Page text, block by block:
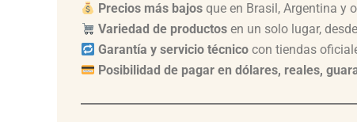
Precios más bajos que en Brasil, Argentina y
Variedad de productos en un solo lugar,
Garantía y servicio técnico con tiendas
Posibilidad de pagar en dólares, reales,